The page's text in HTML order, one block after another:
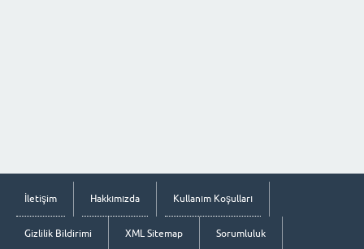
İletişim Hakkımızda Kullanım Koşulları
Gizlilik Bildirimi XML Sitemap Sorumluluk